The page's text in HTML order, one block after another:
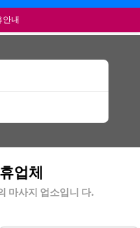
안내
업체
마사지 업소입니 다.